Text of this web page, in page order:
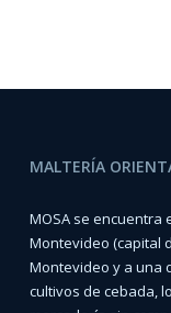
MALTERÍA
MOSA se encuentra
Montevideo (capital
Montevideo y a una
cultivos de cebada,